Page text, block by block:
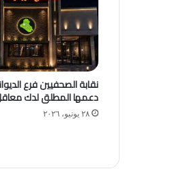
نقابة الصحفيين فرع
دعمها المطلق لدك
٢٨ يونيو، ٢٠٢٦